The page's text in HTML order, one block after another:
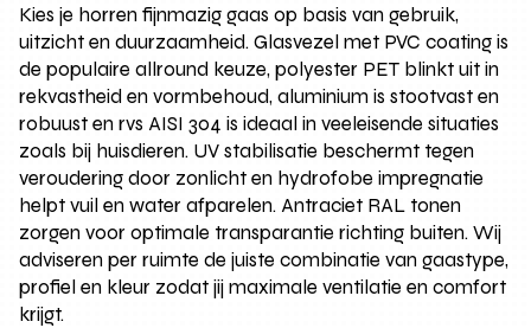
Kies je horren fijnmazig gaas op basis van gebruik,
uitzicht en duurzaamheid. Glasvezel met PVC coating is
de populaire allround keuze, polyester PET blinkt uit in
rekvastheid en vormbehoud, aluminium is stootvast en
robuust en rvs AISI 304 is ideaal in veeleisende situaties
zoals bij huisdieren. UV stabilisatie beschermt tegen
veroudering door zonlicht en hydrofobe impregnatie
helpt vuil en water afparelen. Antraciet RAL tonen
zorgen voor optimale transparantie richting buiten. Wij
adviseren per ruimte de juiste combinatie van gaastype,
profiel en kleur zodat jij maximale ventilatie en comfort
krijgt.